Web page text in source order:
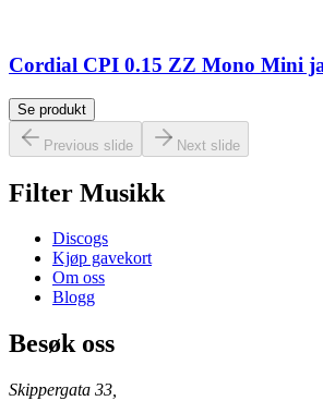
Cordial CPI 0.15 ZZ Mono Mini
Se produkt
Previous slide Next slide
Filter Musikk
Discogs
Kjøp gavekort
Om oss
Blogg
Besøk oss
Skippergata 33,